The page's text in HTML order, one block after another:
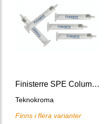
Finisterre SPE Columns SCX
Teknokroma
Finns i flera varianter